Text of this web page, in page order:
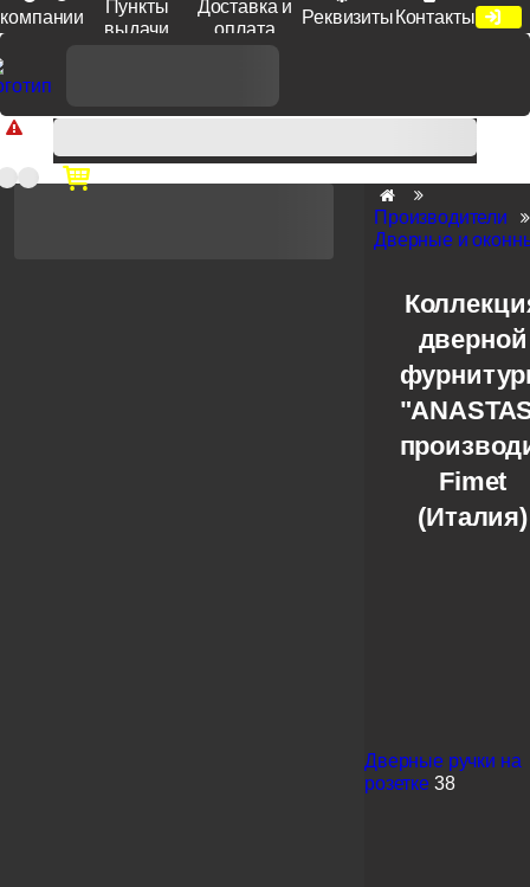
компании
Пункты
выдачи
Доставка и
оплата
Реквизиты Контакты
Доп. скидка от цен на сайте 7% при заказе от 50 тыс. руб
продукции Venezia, Fratelli, Tupai, Extreza, Melodia, Forme при
оплате по счету.
Производители
Дверные и
дверной
Fimet
(Италия)
Дверные ручки на
розетке 38